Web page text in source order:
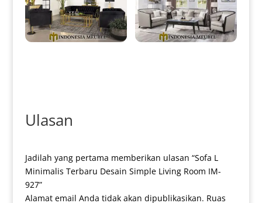
Ulasan
Jadilah yang pertama memberikan ulasan “Sofa L
Minimalis Terbaru Desain Simple Living Room IM-
927”
Alamat email Anda tidak akan dipublikasikan. Ruas